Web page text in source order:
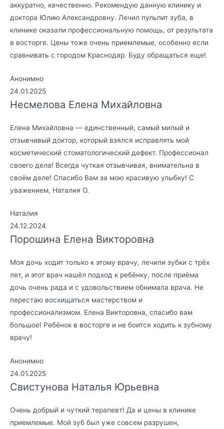
аккуратно, качественно. Рекомендую данную клинику и
доктора Юлию Александровну. Лечил пульпит зуба, в
клинике оказали профессиональную помощь, от результата
в восторге. Цены тоже очень приемлемые, особенно если
сравнивать с городом Краснодар. Буду обращаться еще!
Анонимно
24.01.2025
Несмелова Елена Михайловна
Елена Михайловна — единственный, самый милый и
отзывчивый доктор, который взялся исправлять мой
косметический стоматологический дефект. Профессионал
своего дела! Всегда чуткая отзывчивая, внимательна в
своём деле! Спасибо Вам за мою красивую улыбку! С
уважением, Наталия О.
Наталия
24.12.2024
Порошина Елена Викторовна
Моя дочь ходит только к этому врачу, лечили зубки с трёх
лет, и этот врач нашёл подход к ребёнку, после приёма
дочь очень рада и с удовольствием обнимала врача. Не
перестаю восхищаться мастерством и
профессионализмом. Елена Викторовна, спасибо вам
большое! Ребёнок в восторге и не боится ходить к зубному
врачу!
Анонимно
24.01.2025
Свистунова Наталья Юрьевна
Очень добрый и чуткий терапевт! Да и цены в клинике
приемлемые. Мой зуб был уже совсем разрушен,